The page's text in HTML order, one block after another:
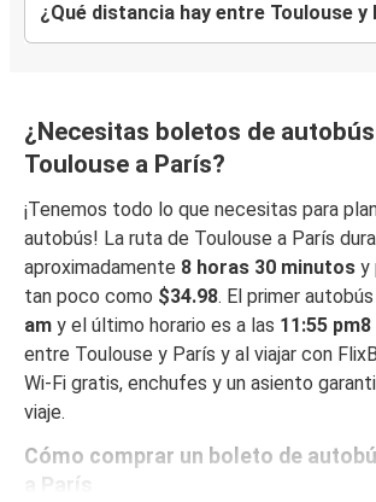
¿Qué distancia hay entre Toulouse y
¿Necesitas boletos de
Toulouse a París?
¡Tenemos todo lo que necesitas para
autobús! La ruta de Toulouse a París dura
aproximadamente 8 horas 30 minutos y
tan poco como $34.98. El primer
am y el último horario es a las 11:55
entre Toulouse y París y al viajar con
Wi-Fi gratis, enchufes y un asiento
viaje.
Cómo comprar un boleto de
a París